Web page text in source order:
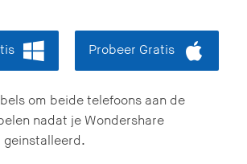
Probeer Gratis
om beide telefoons aan de
nadat je Wondershare
geinstalleerd.